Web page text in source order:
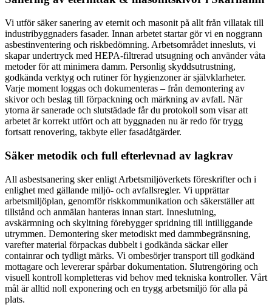
Vi utför säker sanering av eternit och masonit på allt från villatak till
industribyggnaders fasader. Innan arbetet startar gör vi en noggrann
asbestinventering och riskbedömning. Arbetsområdet innesluts, vi
skapar undertryck med HEPA-filtrerad utsugning och använder våta
metoder för att minimera damm. Personlig skyddsutrustning,
godkända verktyg och rutiner för hygienzoner är självklarheter.
Varje moment loggas och dokumenteras – från demontering av
skivor och beslag till förpackning och märkning av avfall. När
ytorna är sanerade och slutstädade får du protokoll som visar att
arbetet är korrekt utfört och att byggnaden nu är redo för trygg
fortsatt renovering, takbyte eller fasadåtgärder.
Säker metodik och full efterlevnad av lagkrav
All asbestsanering sker enligt Arbetsmiljöverkets föreskrifter och i
enlighet med gällande miljö- och avfallsregler. Vi upprättar
arbetsmiljöplan, genomför riskkommunikation och säkerställer att
tillstånd och anmälan hanteras innan start. Inneslutning,
avskärmning och skyltning förebygger spridning till intilliggande
utrymmen. Demontering sker metodiskt med dammbegränsning,
varefter material förpackas dubbelt i godkända säckar eller
containrar och tydligt märks. Vi ombesörjer transport till godkänd
mottagare och levererar spårbar dokumentation. Slutrengöring och
visuell kontroll kompletteras vid behov med tekniska kontroller. Vårt
mål är alltid noll exponering och en trygg arbetsmiljö för alla på
plats.